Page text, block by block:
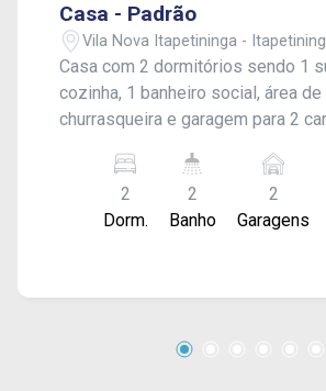
Casa - Padrão
Vila Nova Itapetininga -
Casa com 2 dormitórios sendo 1
cozinha, 1 banheiro social, área
churrasqueira e garagem para 2
2
Dorm.
2
Banho
2
Garagens